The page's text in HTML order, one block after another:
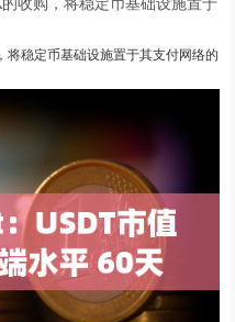
稳定币基础设施置于其支付网络的